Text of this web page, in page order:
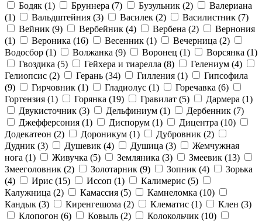
Бодяк (1) Бруннера (7) Бузульник (2)
Валериана
(1)
Вальдштейния (3) Василек (2) Василистник (7)
Вейник (9) Вербейник (4) Вербена (2)
Вернония
(1)
Вероника (16) Весенник (1) Вечерница (2)
Водосбор (1) Волжанка (9) Воронец (1) Ворсянка (1)
Гвоздика (5) Гейхера и тиарелла (8) Гелениум (4)
Гелиопсис (2) Герань (34) Гилления (1)
Гипсофила
(9)
Гирчовник (1) Гладиолус (1) Горечавка (6)
Гортензия (1) Горянка (19) Гравилат (5) Дармера (1)
Двукисточник (3) Дельфиниум (1) Дербенник (7)
Джефферсония (1) Диспорум (1) Дицентра (10)
Додекатеон (2) Дороникум (1) Дубровник (2)
Дудник (3) Душевик (4) Душица (3)
Жемчужная
нога (1) Живучка (5) Земляника (3) Змеевик (13)
Змееголовник (2) Золотарник (9) Зопник (4)
Зорька
(4)
Ирис (15) Иссоп (1) Калимерис (5)
Калужница (2) Камассия (5) Камнеломка (10)
Кандык (3) Киренгешома (2) Клематис (1) Клен (3)
Клопогон (6) Ковыль (2) Колокольчик (10)